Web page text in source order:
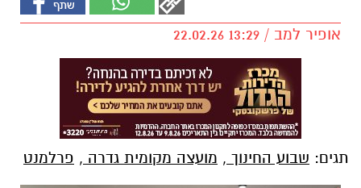
אופיר למב / 13:29 22.02.26
תגים: שבוע החינוך , מועצה מקומית גדרה , פרלמנט